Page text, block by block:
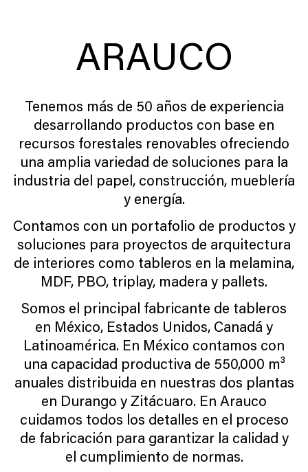
ARAUCO
Tenemos más de 50 años de experiencia
desarrollando productos con base en
recursos forestales renovables ofreciendo
una amplia variedad de soluciones para la
industria del papel, construcción, mueblería
y energía.
Contamos con un portafolio de productos y
soluciones para proyectos de arquitectura
de interiores como tableros en la melamina,
MDF, PBO, triplay, madera y pallets.
Somos el principal fabricante de tableros
en México, Estados Unidos, Canadá y
Latinoamérica. En México contamos con
una capacidad productiva de 550,000 m³
anuales distribuida en nuestras dos plantas
en Durango y Zitácuaro. En Arauco
cuidamos todos los detalles en el proceso
de fabricación para garantizar la calidad y
el cumplimiento de normas.